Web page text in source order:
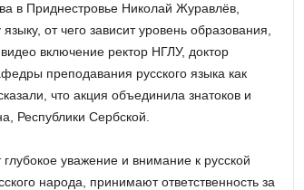
в Приднестровье Николай Журавлёв,
от чего зависит уровень образования,
включение ректор НГЛУ, доктор
преподавания русского языка как
что акция объединила знатоков и
Республики Сербской.
уважение и внимание к русской
народа, принимают ответственность за